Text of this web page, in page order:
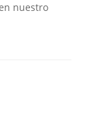
nuestro